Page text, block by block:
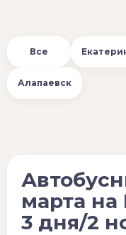
Все
Алапаевск
марта
3 дня/2